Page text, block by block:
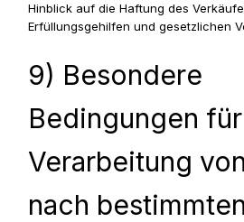
Hinblick auf die Haftung des
Erfüllungsgehilfen und gesetzlichen
9) Besondere
Bedingungen
Verarbeitung
nach bestimmten